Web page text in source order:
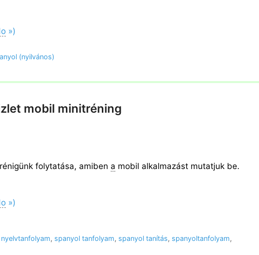
»)
(nyilvános)
mobil minitréning
folytatása, amiben a mobil alkalmazást mutatjuk be.
»)
, spanyol tanfolyam, spanyol tanítás, spanyoltanfolyam,